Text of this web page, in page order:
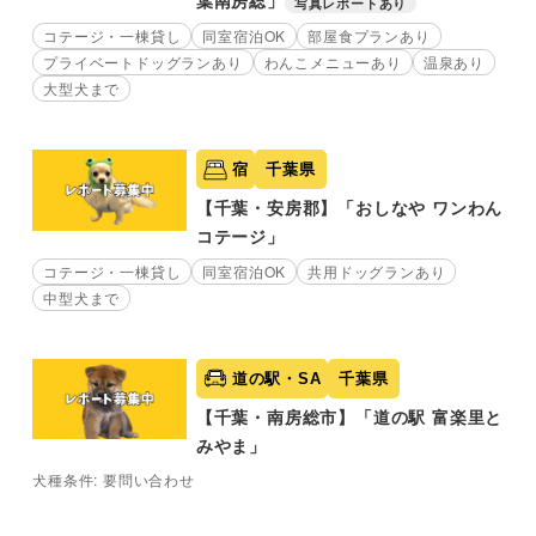
コテージ・一棟貸し 同室宿泊OK
部屋食プランあり
プライベートドッグランあり
わんこメニューあり
温泉あり
大型犬まで
宿 千葉県
【千葉・安房郡】「おしなや ワンわん
コテージ」
コテージ・一棟貸し 同室宿泊OK
共用ドッグランあり
中型犬まで
道の駅・SA 千葉県
【千葉・南房総市】「道の駅 富楽里と
みやま」
犬種条件: 要問い合わせ